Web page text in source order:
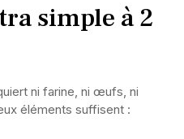
simple à 2
ni farine, ni œufs, ni
éléments suffisent :